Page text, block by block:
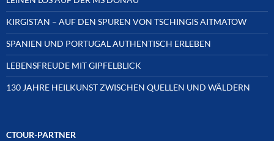
KIRGISTAN – AUF DEN SPUREN VON TSCHINGIS AITMATOW
SPANIEN UND PORTUGAL AUTHENTISCH ERLEBEN
LEBENSFREUDE MIT GIPFELBLICK
130 JAHRE HEILKUNST ZWISCHEN QUELLEN UND WÄLDERN
CTOUR-PARTNER